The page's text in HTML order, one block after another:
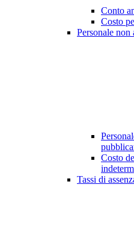
Conto
Costo
Personale non
Costo
Tassi di